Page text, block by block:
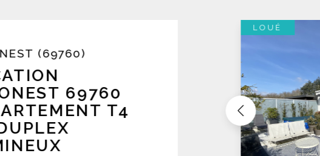
transaction équitable et réussie, en
LOCATION ECULLY
APPARTEMENT T5
EN DERNIER ÉTAGE
EXCELLENT ÉTAT